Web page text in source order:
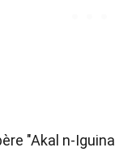
"Akal n-